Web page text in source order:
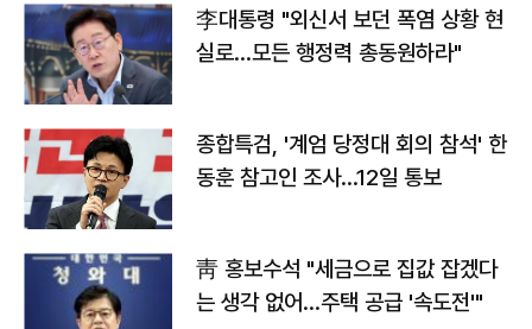
李대통령 "외신서 보던 폭염 상황 현
실로…모든 행정력 총동원하라"
종합특검, '계엄 당정대 회의 참석' 한
동훈 참고인 조사...12일 통보
靑 홍보수석 "세금으로 집값 잡겠다
는 생각 없어…주택 공급 '속도전'"